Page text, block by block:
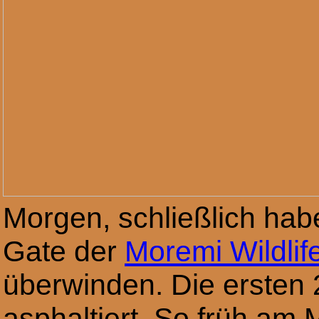
Morgen, schließlich
Gate der Moremi
überwinden. Die ersten